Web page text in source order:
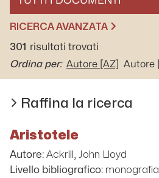
SELEZIONA UN DOCUMENTO
RICERCA AVANZATA
301 risultati trovati
Ordina per: Autore [AZ] Autore
Raffina la ricerca
Aristotele
Autore: Ackrill, John Lloyd
Livello bibliografico: monografia